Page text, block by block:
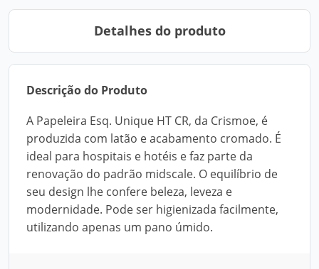
Detalhes do produto
Descrição do Produto
A Papeleira Esq. Unique HT CR, da Crismoe, é
produzida com latão e acabamento cromado. É
ideal para hospitais e hotéis e faz parte da
renovação do padrão midscale. O equilíbrio de
seu design lhe confere beleza, leveza e
modernidade. Pode ser higienizada facilmente,
utilizando apenas um pano úmido.